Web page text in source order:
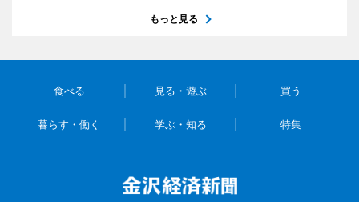
もっと見る
食べる 見る・遊ぶ 買う
暮らす・働く 学ぶ・知る 特集